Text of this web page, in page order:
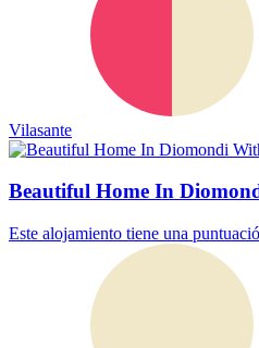
Vilasante
Beautiful Home In
Este alojamiento tiene una